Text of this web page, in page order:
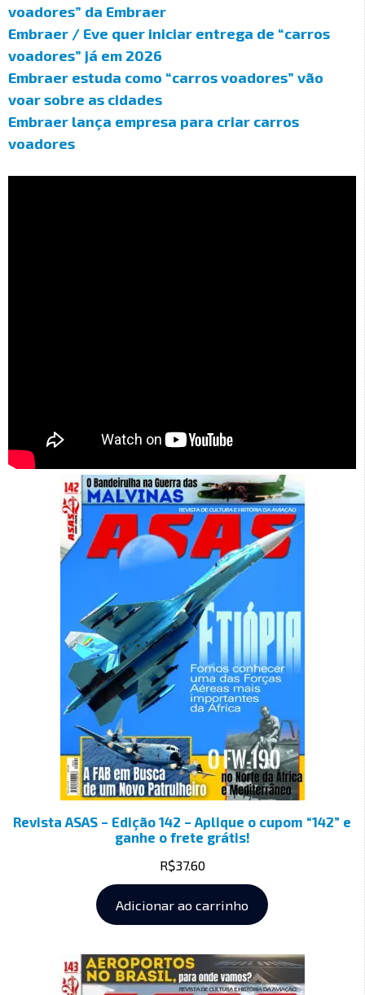
voadores” da Embraer
Embraer / Eve quer iniciar entrega de “carros
voadores” já em 2026
Embraer estuda como “carros voadores” vão
voar sobre as cidades
Embraer lança empresa para criar carros
voadores
Revista ASAS – Edição 142 – Aplique o cupom “142” e
ganhe o frete grátis!
R$37.60
Adicionar ao carrinho